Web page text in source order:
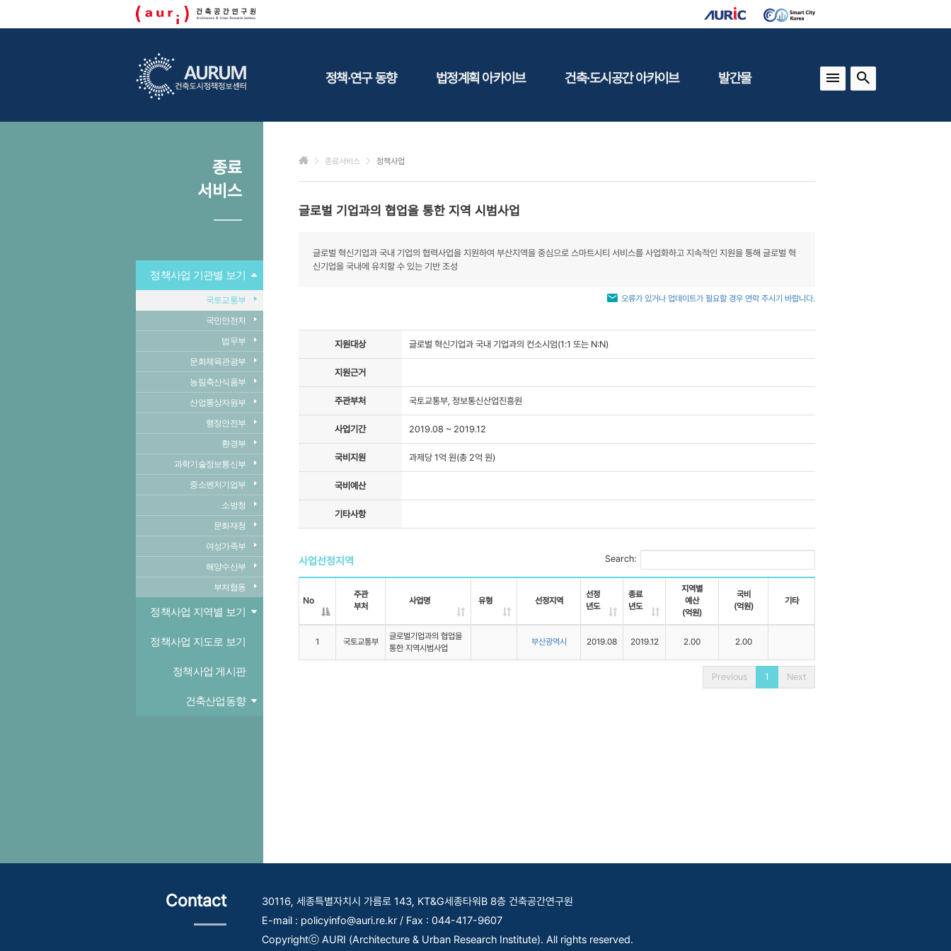
정책·연구 동향
연구동향
법정계획 아카이브
환경
관광
건축·도시공간 아카이브 발간물
건축도시연구
종료
서비스
정책사업 기관별 보기
국토교통부
국민안전처
법무부
문화체육관광부
농림축산식품부
산업통상자원부
행정안전부
환경부
과학기술정보통신부
중소벤처기업부
소방청
문화재청
여성가족부
해양수산부
부처협동
정책사업 지역별 보기
정책사업 지도로 보기
정책사업 게시판
건축산업동향
종료서비스 정책사업
글로벌 기업과의 협업을 통한 지역 시범사업
글로벌 혁신기업과 국내 기업의 협력사업을 지원하여 부산지역을 중심으로 스마트시티 서비스를 사업화하고 지속적인 지원을 통해 글로벌 혁
신기업을 국내에 유치할 수 있는 기반 조성
오류가 있거나 업데이트가 필요할 경우 연락 주시기 바랍니다.
지원대상 글로벌 혁신기업과 국내 기업과의 컨소시엄(1:1 또는 N:N)
지원근거
주관부처 국토교통부, 정보통신산업진흥원
사업기간 2019.08 ~ 2019.12
국비지원 과제당 1억 원(총 2억 원)
국비예산
기타사항
사업선정지역 Search:
No
주관
부처
사업명 유형 선정지역
선정
년도
종료
년도
지역별
예산
(억원)
국비
(억원)
기타
1 국토교통부
글로벌기업과의 협업을
통한 지역시범사업
부산광역시 2019.08 2019.12 2.00 2.00
Previous 1 Next
Contact
30116, 세종특별자치시 가름로 143, KT&G세종타워B 8층 건축공간연구원
E-mail : policyinfo@auri.re.kr / Fax : 044-417-9607
Copyrightⓒ AURI (Architecture & Urban Research Institute). All rights reserved.